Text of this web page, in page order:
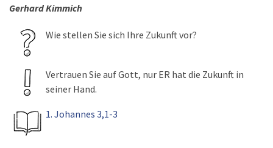
Gerhard Kimmich
Wie stellen Sie sich Ihre Zukunft vor?
Vertrauen Sie auf Gott, nur ER hat die Zukunft in
seiner Hand.
1. Johannes 3,1-3